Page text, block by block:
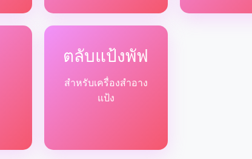
ตลับแป้งพัฟ
สำหรับเครื่องสำอาง
แป้ง